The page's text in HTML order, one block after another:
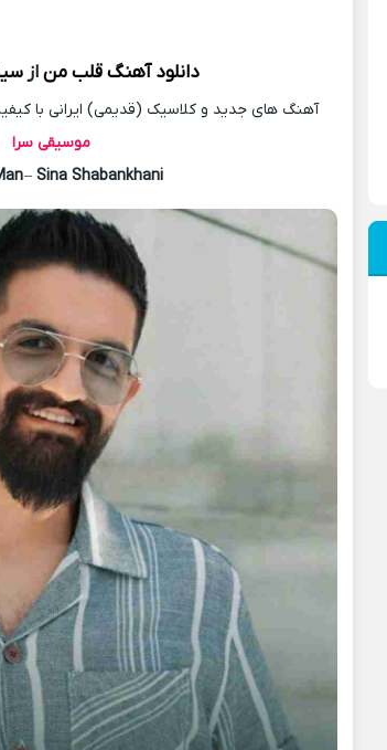
دانلود آهنگ قلب من از
آهنگ های جدید و کلاسیک (قدیمی) ایرانی با
موسیقی سرا
–Sina Shabankhani